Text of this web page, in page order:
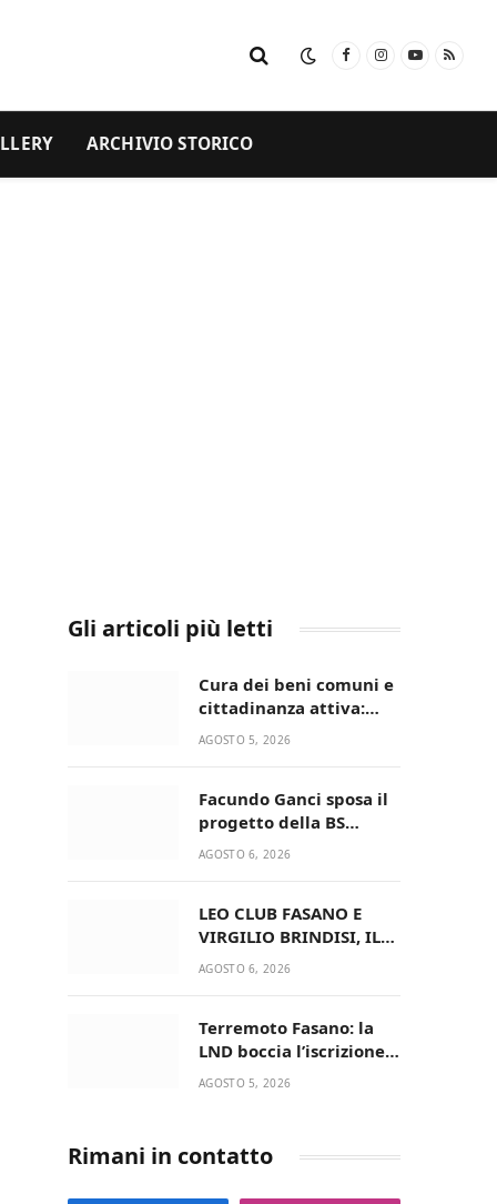
FacebookInstagram
YouTube
RSS
ARCHIVIO STORICO
Gli articoli più letti
Cura dei beni comuni e
cittadinanza attiva:
online l’avviso per la
AGOSTO 5, 2026
Facundo Ganci sposa il
progetto della BS
Soccer Team Fasano e
AGOSTO 6, 2026
LEO CLUB FASANO E
VIRGILIO BRINDISI, IL
PASSAGGIO DELLE
AGOSTO 6, 2026
Terremoto Fasano: la
LND boccia l’iscrizione,
biancazzurri fuori dalla
AGOSTO 5, 2026
Rimani in contatto